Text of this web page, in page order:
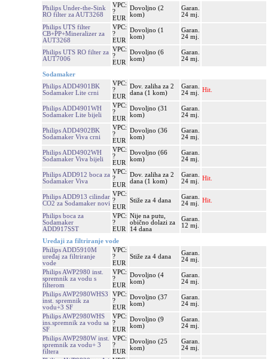
Philips Under-the-Sink
RO filter za AUT3268
VPC:
?
EUR
Dovoljno (2
kom)
Garan.
24 mj.
Philips UTS filter
CB+PP+Mineralizer za
AUT3268
VPC:
?
EUR
Dovoljno (1
kom)
Garan.
24 mj.
Philips UTS RO filter za
AUT7006
VPC:
?
EUR
Dovoljno (6
kom)
Garan.
24 mj.
Sodamaker
Philips ADD4901BK
Sodamaker Lite crni
VPC:
?
EUR
Dov. zaliha za 2
dana (1 kom)
Garan.
24 mj.
Hit.
Philips ADD4901WH
Sodamaker Lite bijeli
VPC:
?
EUR
Dovoljno (31
kom)
Garan.
24 mj.
Philips ADD4902BK
Sodamaker Viva crni
VPC:
?
EUR
Dovoljno (36
kom)
Garan.
24 mj.
Philips ADD4902WH
Sodamaker Viva bijeli
VPC:
?
EUR
Dovoljno (66
kom)
Garan.
24 mj.
Philips ADD912 boca za
Sodamaker Viva
VPC:
?
EUR
Dov. zaliha za 2
dana (1 kom)
Garan.
24 mj.
Hit.
Philips ADD913 cilindar
CO2 za Sodamaker novi
VPC:
?
EUR
Stiže za 4 dana
Garan.
24 mj.
Hit.
Philips boca za
Sodamaker
ADD917SST
VPC:
?
EUR
Nije na putu,
obično dolazi za
14 dana
Garan.
12 mj.
Uređaji za filtriranje vode
Philips ADD5910M
uređaj za filtriranje
vode
VPC:
?
EUR
Stiže za 4 dana
Garan.
24 mj.
Philips AWP2980 inst.
spremnik za vodu s
filterom
VPC:
?
EUR
Dovoljno (4
kom)
Garan.
24 mj.
Philips AWP2980WHS3
inst. spremnik za
vodu+3 SF
VPC:
?
EUR
Dovoljno (37
kom)
Garan.
24 mj.
Philips AWP2980WHS
ins.spremnik za vodu sa
SF
VPC:
?
EUR
Dovoljno (9
kom)
Garan.
24 mj.
Philips AWP2980W inst.
spremnik za vodu+ 3
filtera
VPC:
?
EUR
Dovoljno (25
kom)
Garan.
24 mj.